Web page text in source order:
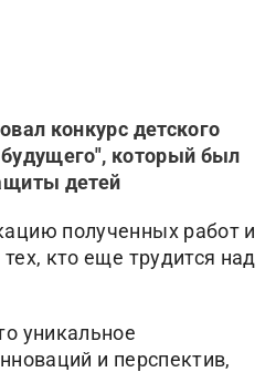
конкурс детского
который был
детей
полученных работ и
кто еще трудится над
уникальное
и перспектив,